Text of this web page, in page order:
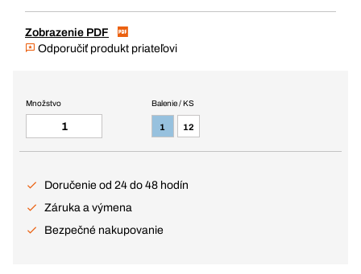
Zobrazenie PDF
Odporučiť produkt priateľovi
Balenie / KS
1 12
Množstvo
Doručenie od 24 do 48 hodín
Záruka a výmena
Bezpečné nakupovanie